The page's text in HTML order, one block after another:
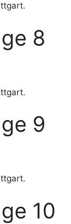
8
9
10